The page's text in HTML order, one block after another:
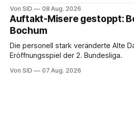
Von SID 08 Aug. 2026
Auftakt-Misere gestoppt:
Bochum
Die personell stark veränderte Alte
Eröffnungsspiel der 2. Bundesliga.
Von SID 07 Aug. 2026